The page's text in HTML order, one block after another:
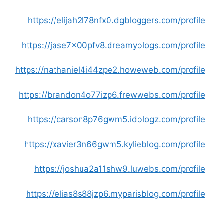
https://elijah2l78nfx0.dgbloggers.com/profile
https://jase7x00pfv8.dreamyblogs.com/profile
https://nathaniel4i44zpe2.howeweb.com/profile
https://brandon4o77izp6.frewwebs.com/profile
https://carson8p76gwm5.idblogz.com/profile
https://xavier3n66gwm5.kylieblog.com/profile
https://joshua2a11shw9.luwebs.com/profile
https://elias8s88jzp6.myparisblog.com/profile